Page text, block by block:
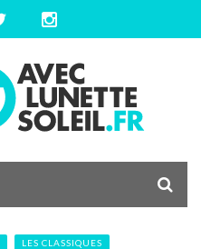
LES CLASSIQUES